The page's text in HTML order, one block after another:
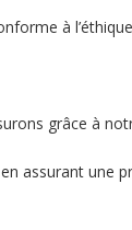
à
grâce à
assurant une